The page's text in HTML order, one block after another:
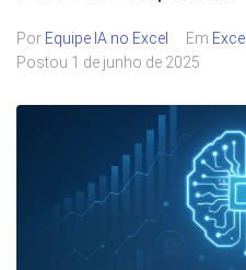
Por Equipe IA no Excel Em Excel
Postou 1 de junho de 2025